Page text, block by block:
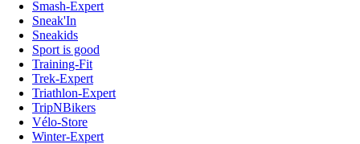
Smash-Expert
Sneak'In
Sneakids
Sport is good
Training-Fit
Trek-Expert
Triathlon-Expert
TripNBikers
Vélo-Store
Winter-Expert